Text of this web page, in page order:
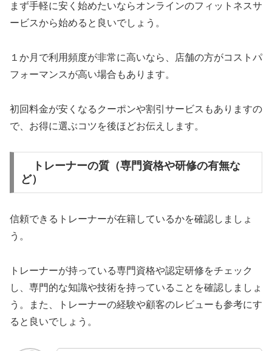
まず手軽に安く始めたいならオンラインのフィットネスサ
ービスから始めると良いでしょう。
１か月で利用頻度が非常に高いなら、店舗の方がコストパ
フォーマンスが高い場合もあります。
初回料金が安くなるクーポンや割引サービスもありますの
で、お得に選ぶコツを後ほどお伝えします。
トレーナーの質（専門資格や研修の有無な
ど）
信頼できるトレーナーが在籍しているかを確認しましょ
う。
トレーナーが持っている専門資格や認定研修をチェック
し、専門的な知識や技術を持っていることを確認しましょ
う。また、トレーナーの経験や顧客のレビューも参考にす
ると良いでしょう。